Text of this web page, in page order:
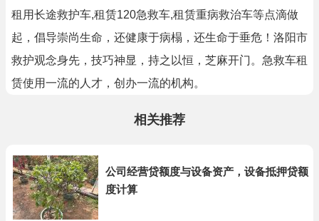
租用长途救护车,租赁120急救车,租赁重病救治车等点滴做
起，倡导崇尚生命，还健康于病榻，还生命于垂危！洛阳市
救护观念身先，技巧神显，持之以恒，芝麻开门。急救车租
赁使用一流的人才，创办一流的机构。
相关推荐
公司经营贷额度与设备资产，设备抵押贷额
度计算